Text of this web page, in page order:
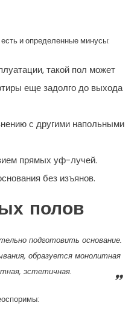
и определенные минусы:
такой пол может
еще задолго до выхода
с другими напольными
прямых уф-лучей.
без изъянов.
полов
подготовить основание.
образуется монолитная
эстетичная.